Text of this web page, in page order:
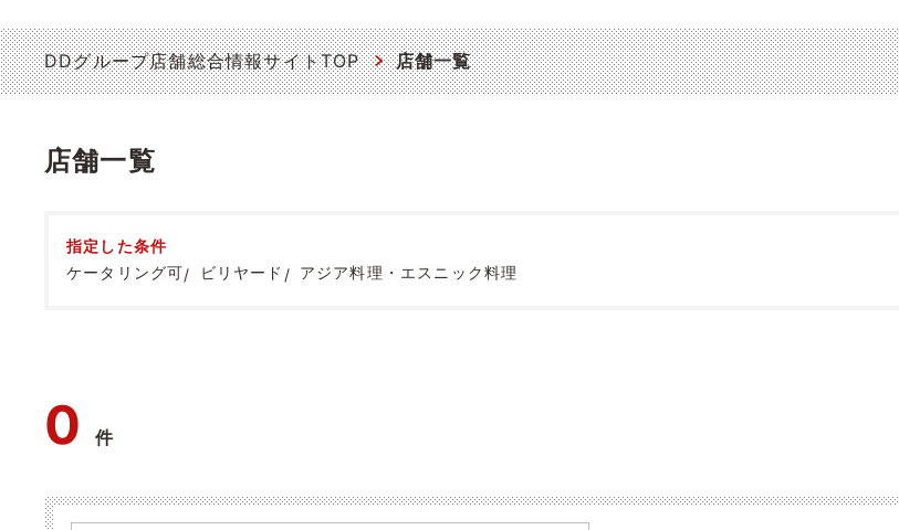
DDグループ店舗総合情報サイトTOP 店舗一覧
店舗一覧
指定した条件
ケータリング可
ビリヤード アジア料理・エスニック料理
0件